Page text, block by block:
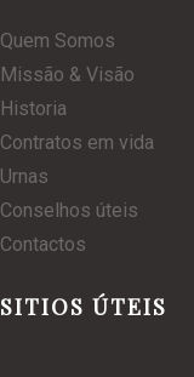
Quem Somos
Missão & Visão
Historia
Contratos em vida
Urnas
Conselhos úteis
Contactos
SITIOS ÚTEIS